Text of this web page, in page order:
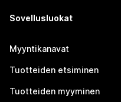
Sovellusluokat
Myyntikanavat
Tuotteiden etsiminen
Tuotteiden myyminen